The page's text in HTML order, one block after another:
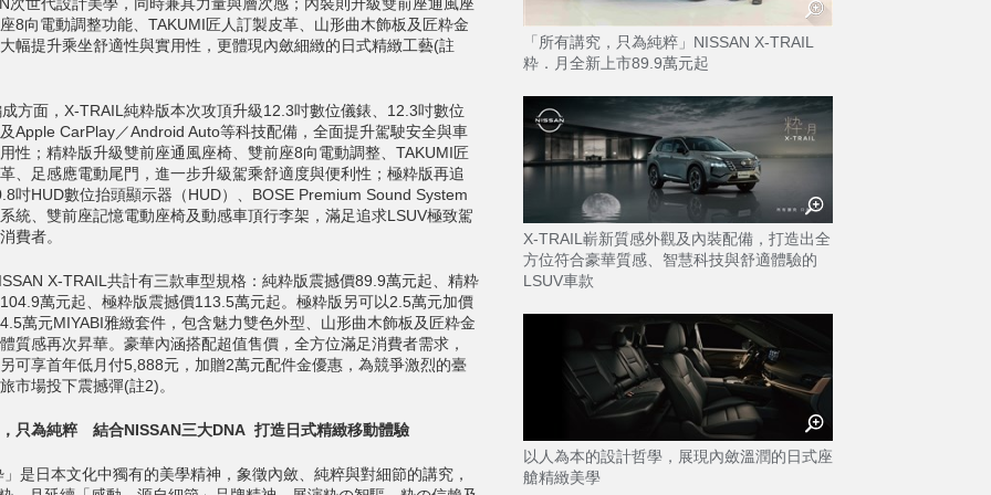
「所有講究，只為純粹」NISSAN X-TRAIL
粋．月全新上市89.9萬元起
X-TRAIL嶄新質感外觀及內裝配備，打造出全
方位符合豪華質感、智慧科技與舒適體驗的
LSUV車款
以人為本的設計哲學，展現內斂溫潤的日式座
艙精緻美學
8向電動調整功能、TAKUMI匠人訂製皮革、山形曲木飾板及匠粋金
幅提升乘坐舒適性與實用性，更體現內斂細緻的日式精緻工藝(註
面，X-TRAIL純粋版本次攻頂升級12.3吋數位儀錶、12.3吋數位
Apple CarPlay／Android Auto等科技配備，全面提升駕駛安全與車
性；精粋版升級雙前座通風座椅、雙前座8向電動調整、TAKUMI匠
、足感應電動尾門，進一步升級駕乘舒適度與便利性；極粋版再追
吋HUD數位抬頭顯示器（HUD）、BOSE Premium Sound System
統、雙前座記憶電動座椅及動感車頂行李架，滿足追求LSUV極致駕
費者。
X-TRAIL共計有三款車型規格：純粋版震撼價89.9萬元起、精粋
萬元起、極粋版震撼價113.5萬元起。極粋版另可以2.5萬元加價
萬元MIYABI雅緻套件，包含魅力雙色外型、山形曲木飾板及匠粋金
質感再次昇華。豪華內涵搭配超值售價，全方位滿足消費者需求，
可享首年低月付5,888元，加贈2萬元配件金優惠，為競爭激烈的臺
市場投下震撼彈(註2)。
只為純粹 結合NISSAN三大DNA 打造日式精緻移動體驗
本文化中獨有的美學精神，象徵內斂、純粹與對細節的講究，